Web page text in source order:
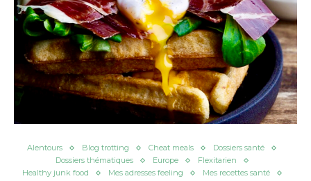
Alentours Blog trotting Cheat meals
Dossiers santé
Dossiers thématiques
Europe
Flexitarien
Healthy junk food
Mes adresses feeling
Mes recettes santé